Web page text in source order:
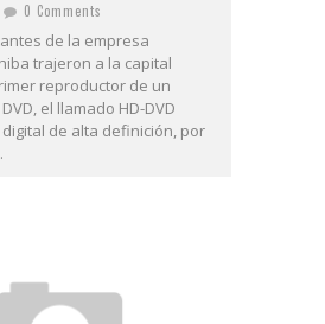
0 Comments
de la empresa
trajeron a la capital
reproductor de un
el llamado HD-DVD
de alta definición, por